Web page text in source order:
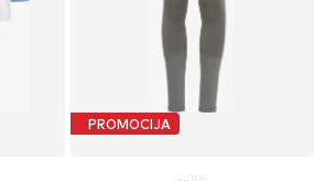
PROMOCIJA